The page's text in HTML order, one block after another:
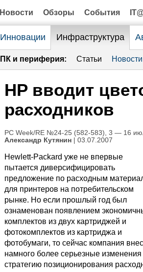
Новости Обзоры События
Инновации Инфраструктура
ПК и периферия: Статьи
HP вводит
расходников
PC Week/RE №24-25 (582-583), 3 — 16
Александр Кутянин | 03.07.2007
Hewlett-Packard уже не впервые
пытается диверсифицировать
предложение по расходным
для принтеров на потребительском
рынке. Но если прошлый год был
ознаменован появлением
комплектов из двух картриджей и
фотокомплектов из картриджа и
фотобумаги, то сейчас компания
намного более серьезные изменения
стратегию позиционирования